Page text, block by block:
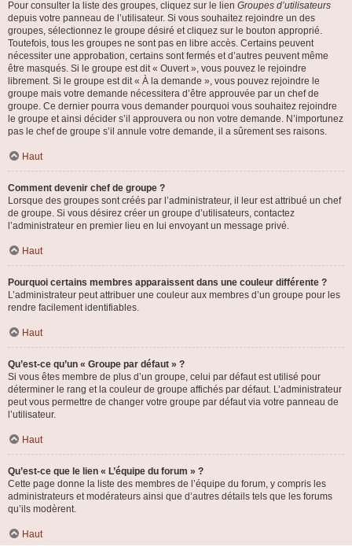
Pour consulter la liste des groupes, cliquez sur le lien Groupes d’utilisateurs
depuis votre panneau de l’utilisateur. Si vous souhaitez rejoindre un des
groupes, sélectionnez le groupe désiré et cliquez sur le bouton approprié.
Toutefois, tous les groupes ne sont pas en libre accès. Certains peuvent
nécessiter une approbation, certains sont fermés et d’autres peuvent même
être masqués. Si le groupe est dit « Ouvert », vous pouvez le rejoindre
librement. Si le groupe est dit « À la demande », vous pouvez rejoindre le
groupe mais votre demande nécessitera d’être approuvée par un chef de
groupe. Ce dernier pourra vous demander pourquoi vous souhaitez rejoindre
le groupe et ainsi décider s’il approuvera ou non votre demande. N’importunez
pas le chef de groupe s’il annule votre demande, il a sûrement ses raisons.
Haut
Comment devenir chef de groupe ?
Lorsque des groupes sont créés par l’administrateur, il leur est attribué un chef
de groupe. Si vous désirez créer un groupe d’utilisateurs, contactez
l’administrateur en premier lieu en lui envoyant un message privé.
Haut
Pourquoi certains membres apparaissent dans une couleur différente ?
L’administrateur peut attribuer une couleur aux membres d’un groupe pour les
rendre facilement identifiables.
Haut
Qu’est-ce qu’un « Groupe par défaut » ?
Si vous êtes membre de plus d’un groupe, celui par défaut est utilisé pour
déterminer le rang et la couleur de groupe affichés par défaut. L’administrateur
peut vous permettre de changer votre groupe par défaut via votre panneau de
l’utilisateur.
Haut
Qu’est-ce que le lien « L’équipe du forum » ?
Cette page donne la liste des membres de l’équipe du forum, y compris les
administrateurs et modérateurs ainsi que d’autres détails tels que les forums
qu’ils modèrent.
Haut